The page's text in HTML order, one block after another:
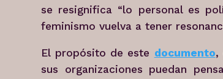
se resignifica “lo personal es
feminismo vuelva a tener
El propósito de este documento,
sus organizaciones puedan